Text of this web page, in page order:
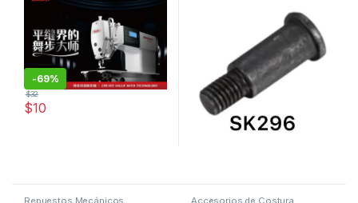
-69%
$10
$32
Repuestos Mecánicos Accesorios de Costura